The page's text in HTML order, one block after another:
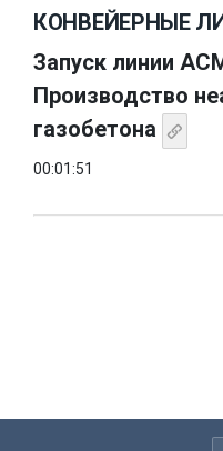
КОНВЕЙЕРНЫЕ
Запуск линии
Производство
газобетона
00:01:51